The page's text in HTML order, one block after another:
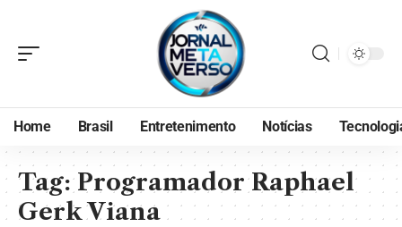
Home Brasil Entretenimento Notícias
Tag:Programador Raphael
Gerk Viana